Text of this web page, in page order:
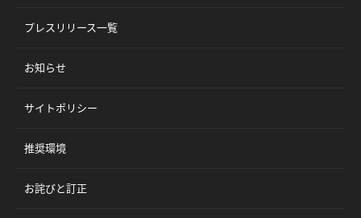
プレスリリース一覧
お知らせ
サイトポリシー
推奨環境
お詫びと訂正